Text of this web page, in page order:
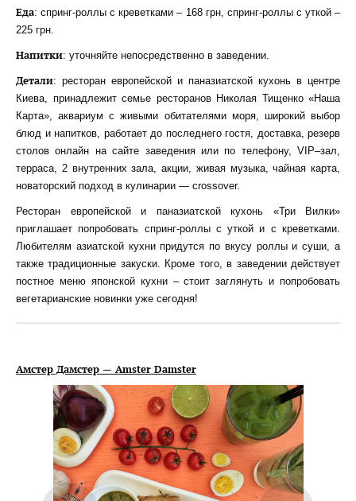
Еда: спринг-роллы с креветками – 168 грн, спринг-роллы с уткой –
225 грн.
Напитки: уточняйте непосредственно в заведении.
Детали: ресторан европейской и паназиатской кухонь в центре
Киева, принадлежит семье ресторанов Николая Тищенко «Наша
Карта», аквариум с живыми обитателями моря, широкий выбор
блюд и напитков, работает до последнего гостя, доставка, резерв
столов онлайн на сайте заведения или по телефону, VIP–зал,
терраса, 2 внутренних зала, акции, живая музыка, чайная карта,
новаторский подход в кулинарии — crossover.
Ресторан европейской и паназиатской кухонь «Три Вилки»
приглашает попробовать спринг-роллы с уткой и с креветками.
Любителям азиатской кухни придутся по вкусу роллы и суши, а
также традиционные закуски. Кроме того, в заведении действует
постное меню японской кухни – стоит заглянуть и попробовать
вегетарианские новинки уже сегодня!
Амстер Дамстер — Amster Damster